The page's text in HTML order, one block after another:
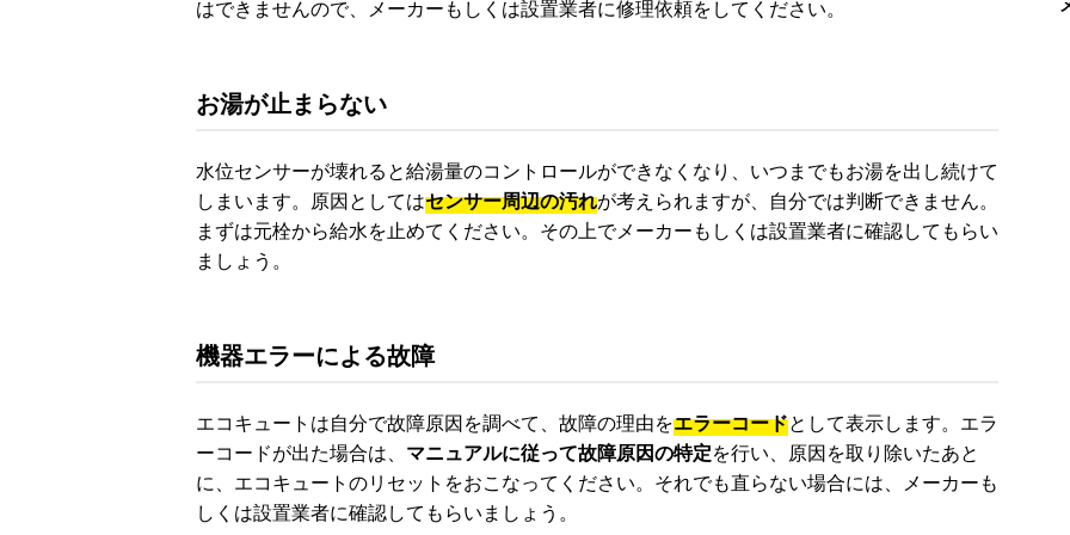
はできませんので、メーカーもしくは設置業者に修理依頼をしてください。
お湯が止まらない
水位センサーが壊れると給湯量のコントロールができなくなり、いつまでもお湯を出し続けて
しまいます。原因としてはセンサー周辺の汚れが考えられますが、自分では判断できません。
まずは元栓から給水を止めてください。その上でメーカーもしくは設置業者に確認してもらい
ましょう。
機器エラーによる故障
エコキュートは自分で故障原因を調べて、故障の理由をエラーコードとして表示します。エラ
ーコードが出た場合は、 マニュアルに従って故障原因の特定を行い、原因を取り除いたあと
に、エコキュートのリセットをおこなってください。それでも直らない場合には、メーカーも
しくは設置業者に確認してもらいましょう。